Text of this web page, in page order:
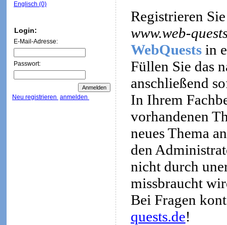
Englisch (0)
Login:
E-Mail-Adresse:
Passwort:
Neu registrieren anmelden
Registrieren
www.web-
WebQuestsin
Füllen Sie das
anschließend
In Ihrem
vorhandenen
neues Thema
den
nicht durch
missbraucht
Bei Fragen
quests.de!